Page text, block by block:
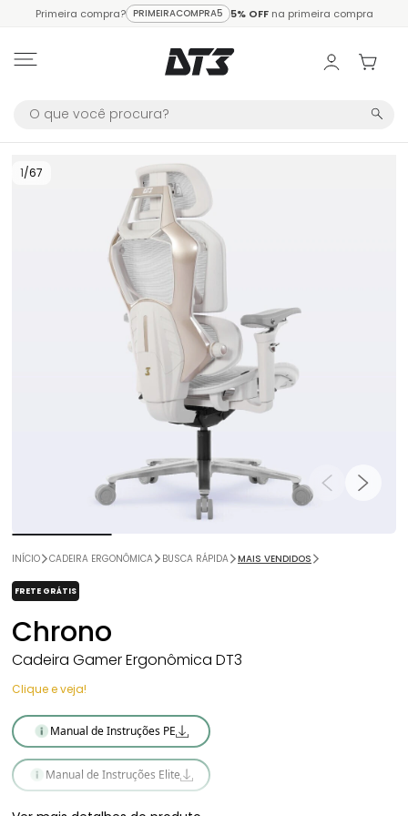
Primeira compra? PRIMEIRACOMPRA5 5% OFFna primeira compra
1/67
INÍCIO CADEIRA ERGONÔMICA BUSCA RÁPIDA MAIS VENDIDOS
FRETE GRÁTIS
Chrono
Cadeira Gamer Ergonômica DT3
Clique e veja!
Manual de Instruções PE
Manual de Instruções Elite